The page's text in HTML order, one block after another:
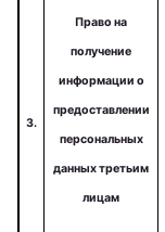
3.
Право на
получение
информации о
предоставлении
персональных
данных третьим
лицам